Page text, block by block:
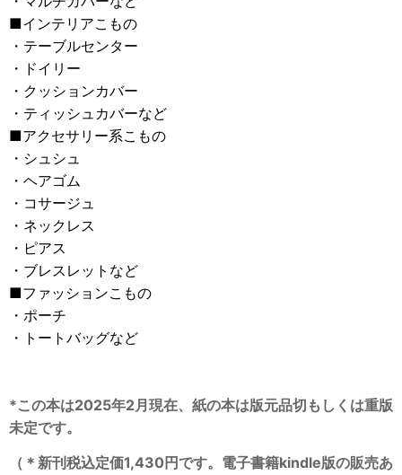
■インテリアこもの
・テーブルセンター
・ドイリー
・クッションカバー
・ティッシュカバーなど
■アクセサリー系こもの
・シュシュ
・ヘアゴム
・コサージュ
・ネックレス
・ピアス
・ブレスレットなど
■ファッションこもの
・ポーチ
・トートバッグなど
*この本は2025年2月現在、紙の本は版元品切もしくは重版
未定です。
（＊新刊税込定価1,430円です。電子書籍kindle版の販売あ